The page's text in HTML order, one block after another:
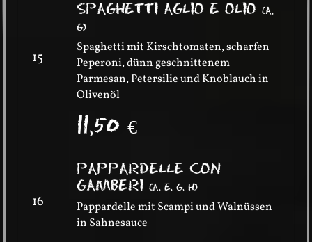
15
SPAGHETTI AGLIO E OLIO(A,
G)
Spaghetti mit Kirschtomaten, scharfen
Peperoni, dünn geschnittenem
Parmesan, Petersilie und Knoblauch in
Olivenöl
11,50€
16
PAPPARDELLE CON
GAMBERI(A, E, G, H)
Pappardelle mit Scampi und Walnüssen
in Sahnesauce